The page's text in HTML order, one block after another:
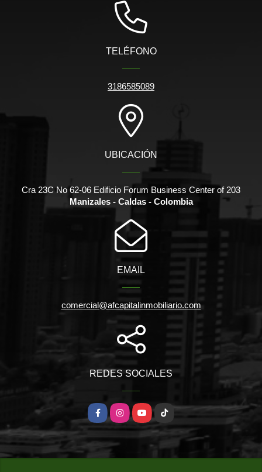
TELÉFONO
3186585089
UBICACIÓN
Cra 23C No 62-06 Edificio Forum Business Center of 203
Manizales - Caldas - Colombia
EMAIL
comercial@afcapitalinmobiliario.com
REDES SOCIALES
FacebookInstagramYouTubeTikTok